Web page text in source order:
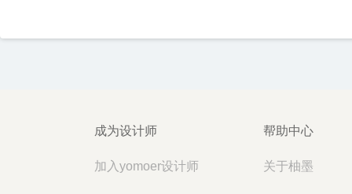
成为设计师
加入yomoer设计师
帮助中心
关于柚墨